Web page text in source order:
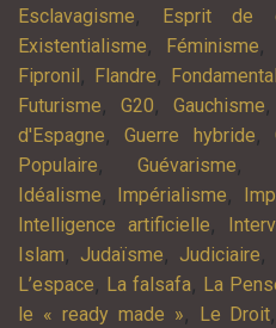
Esclavagisme, Esprit de
Existentialisme, Féminisme,
Fipronil , Flandre,
Futurisme, G20, Gauchisme
d'Espagne,Guerre hybride,
Populaire,Guévarisme,
Idéalisme, Impérialisme,
Intelligence artificielle,
Islam, Judaïsme, Judiciaire,
L’espace, La falsafa, La
le « ready made », Le Droit,